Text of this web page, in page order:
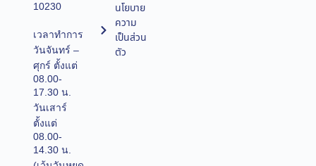
10230
เวลาทำการ
วันจันทร์ –
ศุกร์ ตั้งแต่
08.00-
17.30 น.
วันเสาร์
ตั้งแต่
08.00-
14.30 น.
นโยบาย
ความ
เป็นส่วน
ตัว